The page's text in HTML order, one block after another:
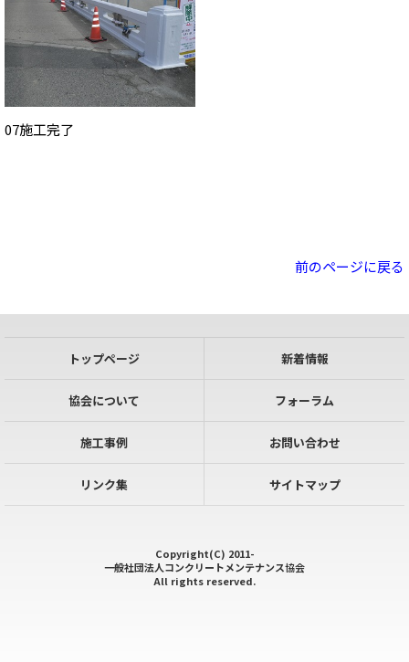
07施工完了
前のページに戻る
トップページ 新着情報
協会について フォーラム
施工事例 お問い合わせ
リンク集 サイトマップ
Copyright(C) 2011-
一般社団法人コンクリートメンテナンス協会
All rights reserved.